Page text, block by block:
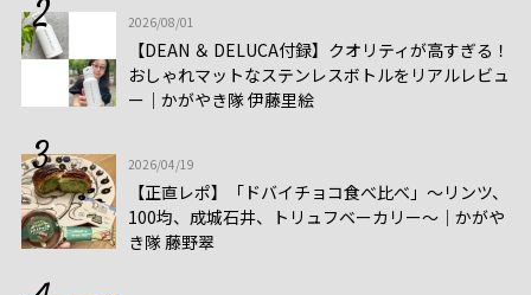
2026/08/01
【DEAN ＆ DELUCA付録】クオリティが高すぎる！
おしゃれマットなステンレスボトルをリアルレビュ
ー│かがやき隊 伊藤里絵
2026/04/19
【正直レポ】「ドバイチョコ食べ比べ」～リンツ、
100均、成城石井、トリュフベーカリー～｜かがや
き隊 藤野翠